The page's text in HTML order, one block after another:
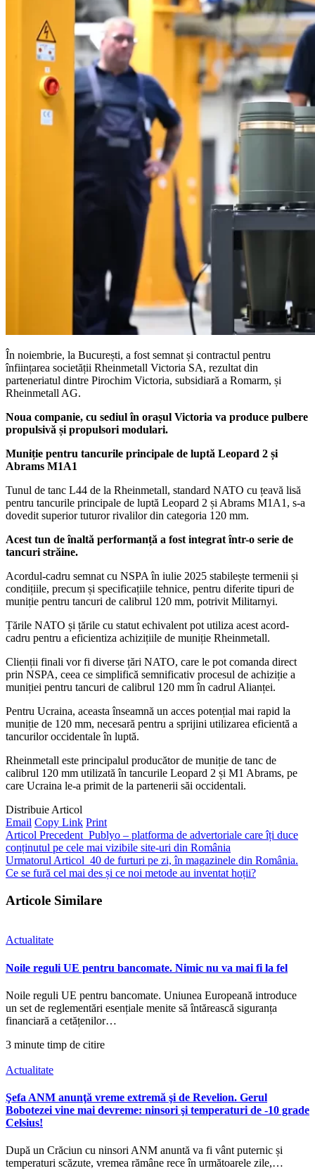
În noiembrie, la București, a fost semnat și contractul pentru
înființarea societății Rheinmetall Victoria SA, rezultat din
parteneriatul dintre Pirochim Victoria, subsidiară a Romarm, și
Rheinmetall AG.
Noua companie, cu sediul în orașul Victoria va produce pulbere
propulsivă și propulsori modulari.
Muniție pentru tancurile principale de luptă Leopard 2 și
Abrams M1A1
Tunul de tanc L44 de la Rheinmetall, standard NATO cu țeavă lisă
pentru tancurile principale de luptă Leopard 2 și Abrams M1A1, s-a
dovedit superior tuturor rivalilor din categoria 120 mm.
Acest tun de înaltă performanță a fost integrat într-o serie de
tancuri străine.
Acordul-cadru semnat cu NSPA în iulie 2025 stabilește termenii și
condițiile, precum și specificațiile tehnice, pentru diferite tipuri de
muniție pentru tancuri de calibrul 120 mm, potrivit Militarnyi.
Țările NATO și țările cu statut echivalent pot utiliza acest acord-
cadru pentru a eficientiza achizițiile de muniție Rheinmetall.
Clienții finali vor fi diverse țări NATO, care le pot comanda direct
prin NSPA, ceea ce simplifică semnificativ procesul de achiziție a
muniției pentru tancuri de calibrul 120 mm în cadrul Alianței.
Pentru Ucraina, aceasta înseamnă un acces potențial mai rapid la
muniție de 120 mm, necesară pentru a sprijini utilizarea eficientă a
tancurilor occidentale în luptă.
Rheinmetall este principalul producător de muniție de tanc de
calibrul 120 mm utilizată în tancurile Leopard 2 și M1 Abrams, pe
care Ucraina le-a primit de la partenerii săi occidentali.
Distribuie Articol
Email Copy Link Print
Articol Precedent Publyo – platforma de advertoriale care îți duce
conținutul pe cele mai vizibile site-uri din România
Urmatorul Articol 40 de furturi pe zi, în magazinele din România.
Ce se fură cel mai des și ce noi metode au inventat hoții?
Articole Similare
Actualitate
Noile reguli UE pentru bancomate. Nimic nu va mai fi la fel
Noile reguli UE pentru bancomate. Uniunea Europeană introduce
un set de reglementări esențiale menite să întărească siguranța
financiară a cetățenilor…
3 minute timp de citire
Actualitate
Şefa ANM anunţă vreme extremă şi de Revelion. Gerul
Bobotezei vine mai devreme: ninsori şi temperaturi de -10 grade
Celsius!
După un Crăciun cu ninsori ANM anuntă va fi vânt puternic și
temperaturi scăzute, vremea rămâne rece în următoarele zile,…